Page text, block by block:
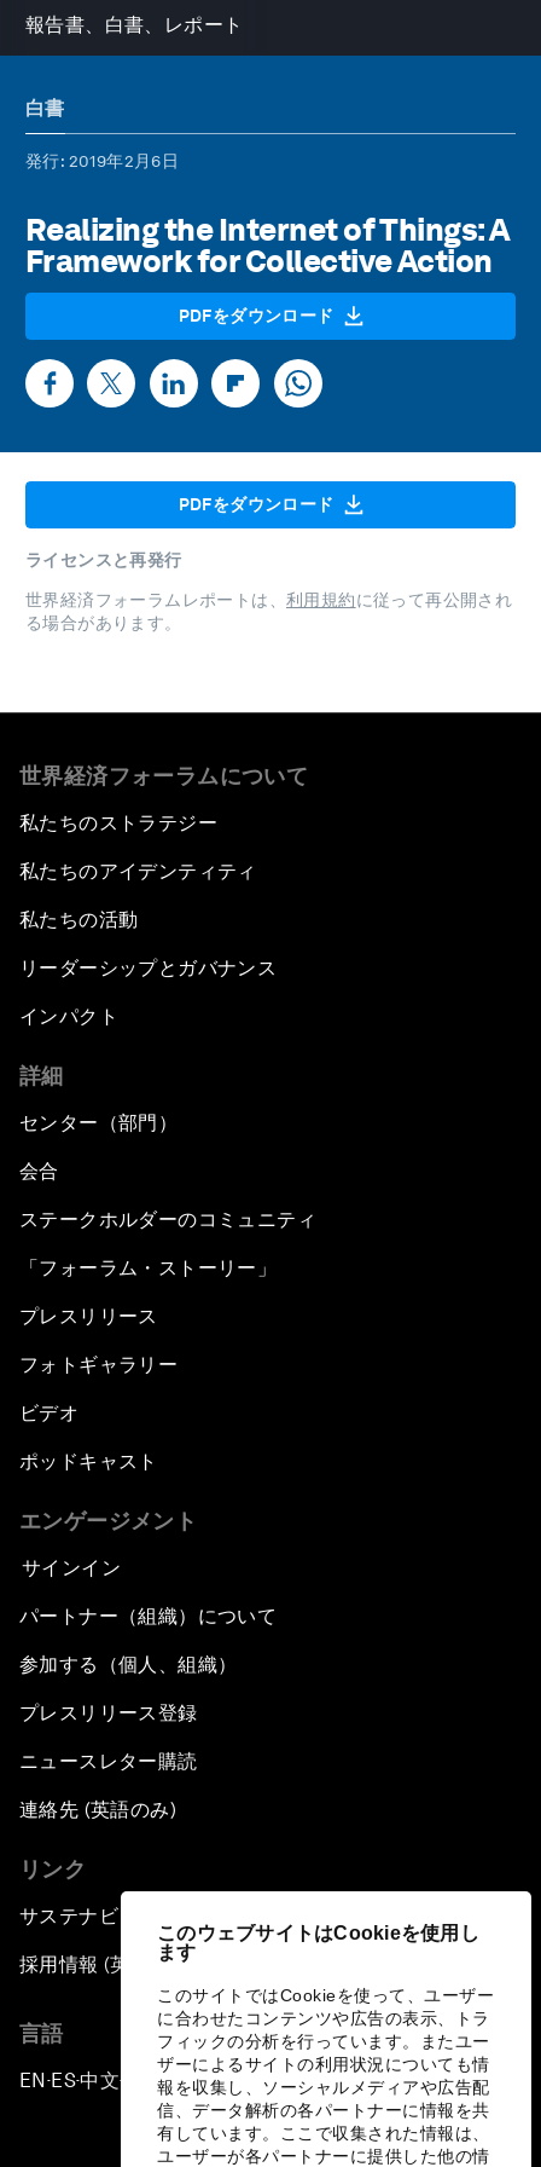
このウェブサイトはCookieを使用し
ます
このサイトではCookieを使って、ユーザー
に合わせたコンテンツや広告の表示、トラ
フィックの分析を行っています。またユー
ザーによるサイトの利用状況についても情
報を収集し、ソーシャルメディアや広告配
信、データ解析の各パートナーに情報を共
有しています。ここで収集された情報は、
ユーザーが各パートナーに提供した他の情
報告書、白書、レポート
白書
発行: 2019年2月6日
Realizing the Internet of Things: A
Framework for Collective Action
PDFをダウンロード
PDFをダウンロード
ライセンスと再発行
世界経済フォーラムレポートは、 利用規約に従って再公開され
る場合があります。
世界経済フォーラムについて
私たちのストラテジー
私たちのアイデンティティ
私たちの活動
リーダーシップとガバナンス
インパクト
詳細
センター（部門）
会合
ステークホルダーのコミュニティ
「フォーラム・ストーリー」
プレスリリース
フォトギャラリー
ビデオ
ポッドキャスト
エンゲージメント
サインイン
パートナー（組織）について
参加する（個人、組織）
プレスリリース登録
ニュースレター購読
連絡先 (英語のみ)
リンク
サステナビリティへの取り組み
採用情報 (英語のみ)
言語
EN ▪ ES▪中文▪ 日本語